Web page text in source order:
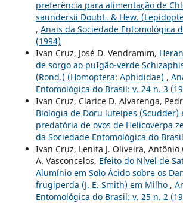
preferência para alimentação de
saundersii DoubL. & Hew.
, Anais da Sociedade Entomológica
(1994)
Ivan Cruz, José D. Vendramim,
de sorgo ao puIgão-verde
(Rond.) (Homoptera: Aphididae) ,
Entomológica do Brasil: v. 24 n. 3
Ivan Cruz, Clarice D. Alvarenga,
Biologia de Doru luteipes (Scudder)
predatória de ovos de Helicoverpa
da Sociedade Entomológica do
Ivan Cruz, Lenita J. Oliveira, Antônio
A. Vasconcelos, Efeito do Nível de
Alumínio em Solo Ácido sobre os
frugiperda (J. E. Smith) em Milho ,
Entomológica do Brasil: v. 25 n. 2